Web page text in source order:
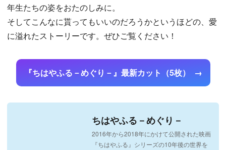
年生たちの姿をおたのしみに。
そしてこんなに貰ってもいいのだろうかというほどの、愛
に溢れたストーリーです。ぜひご覧ください！
『ちはやふる－めぐり－』最新カット（5枚）
ちはやふる－めぐり－
2016年から2018年にかけて公開された映画
『ちはやふる』シリーズの10年後の世界を